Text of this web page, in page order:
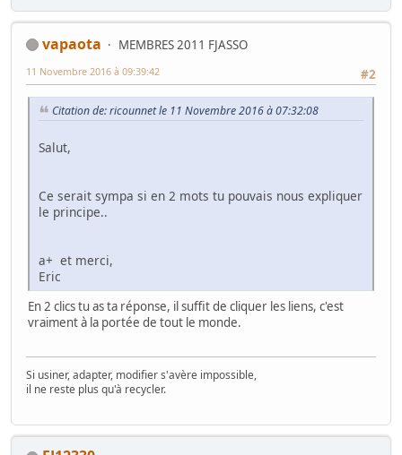
vapaota
MEMBRES 2011 FJASSO
#2
11 Novembre 2016 à 09:39:42
Citation de: ricounnet le 11 Novembre 2016 à 07:32:08
Salut,
Ce serait sympa si en 2 mots tu pouvais nous expliquer
le principe..
a+ et merci,
Eric
En 2 clics tu as ta réponse, il suffit de cliquer les liens, c'est
vraiment à la portée de tout le monde.
Si usiner, adapter, modifier s'avère impossible,
il ne reste plus qu'à recycler.